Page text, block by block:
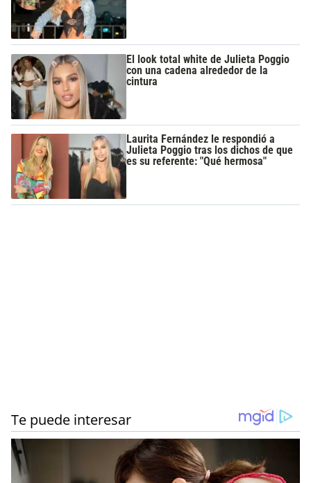
El look total white de Julieta Poggio
con una cadena alrededor de la
cintura
Laurita Fernández le respondió a
Julieta Poggio tras los dichos de que
es su referente: "Qué hermosa"